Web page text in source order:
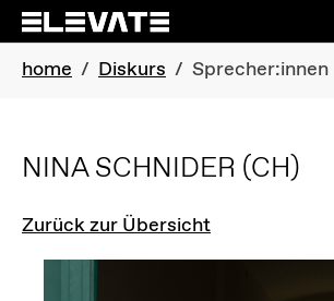
Skip to main navigation
Skip to main content
Skip to page footer
You are here:
home Diskurs Sprecher:innen
NINA SCHNIDER (CH)
Zurück zur Übersicht